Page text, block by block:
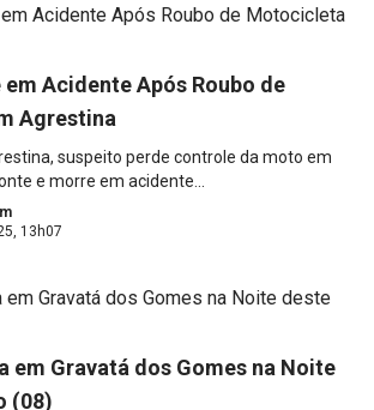
Acidente Após Roubo de
Agrestina
suspeito perde controle da moto em
e morre em acidente...
13h07
em Gravatá dos Gomes na Noite
(08)